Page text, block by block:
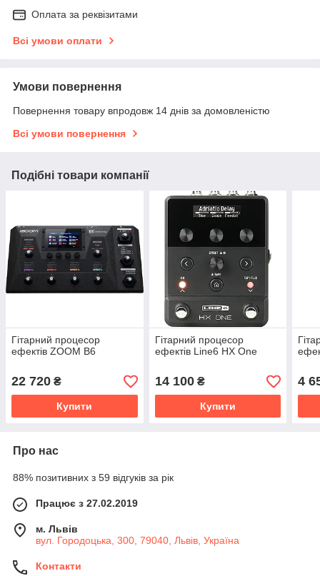
Оплата за реквізитами
Всі умови оплати
Умови повернення
Повернення товару впродовж 14 днів за домовленістю
Всі умови повернення
Подібні товари компанії
Гітарний процесор
ефектів ZOOM B6
22 720 ₴
Купити
Гітарний процесор
ефектів Line6 HX One
14 100₴
Купити
4
Про нас
88% позитивних з 59 відгуків за рік
Працює з 27.02.2019
м. Львів
вул. Городоцька, 300, 79040, Львів, Україна
Контакти